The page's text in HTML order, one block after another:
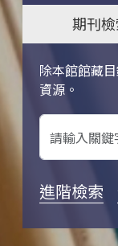
期刊
除本館館藏
資源。
關鍵字搜尋
進階檢索